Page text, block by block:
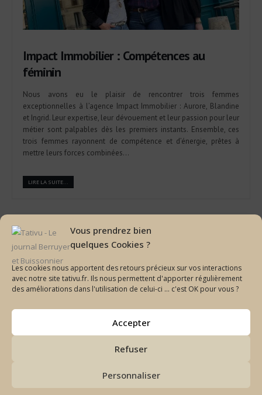
Vous prendrez bien
quelques Cookies ?
Les cookies nous apportent des retours précieux sur vos interactions
avec notre site tativu.fr. Ils nous permettent d'apporter régulièrement
des améliorations dans l'utilisation de celui-ci ... c'est OK pour vous ?
Accepter
Refuser
Personnaliser
Impact Immobilier : Compétences au
féminin
Nous avons eu le plaisir de rencontrer trois femmes
exceptionnelles à l’agence Impact Immobilier : Aurore, Blandine
et Ingrid. Leur expertise, leur dévouement et leur passion pour leur
métier sont palpables dès les premiers instants. Ensemble, ces
trois femmes rayonnent de compétence et d’énergie, prêtes à
mettre leurs forces combinées...
LIRE LA SUITE...
CATÉGORIES
Catégories